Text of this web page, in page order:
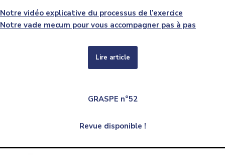
Notre vidéo explicative du processus de l’exercice
Notre vade mecum pour vous accompagner pas à pas
Lire article
GRASPE n°52
Revue disponible !